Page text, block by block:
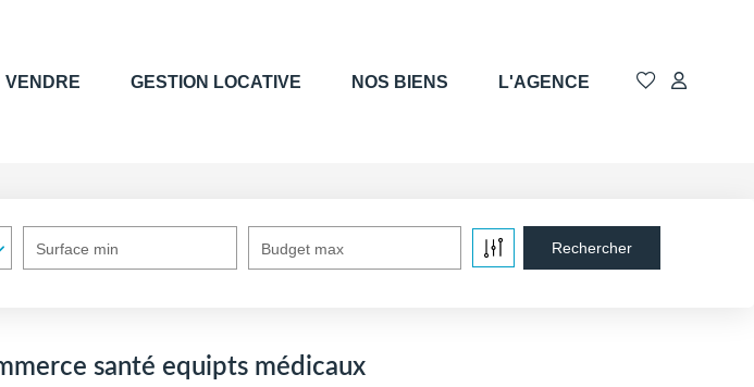
VENDRE GESTION LOCATIVE NOS BIENS L'AGENCE
Surface min Budget max
santé equipts médicaux